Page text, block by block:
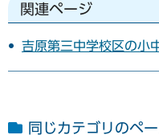
関連ページ
吉原第三中学校区の小
同じカテゴリのペ